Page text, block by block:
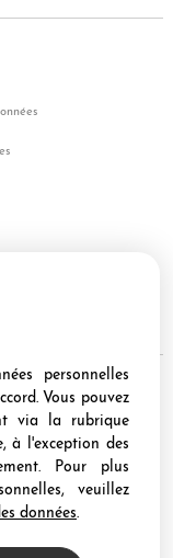
depuis votre PC, votre
automatiquement aux
personnelles
Vous pouvez
via la rubrique
à l'exception des
Pour plus
veuillez
données.